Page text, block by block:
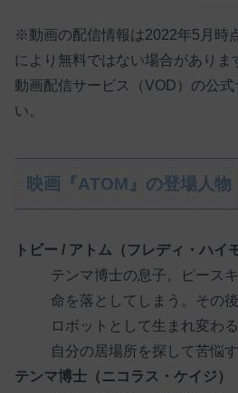
※動画の配信情報は2022年5月時
により無料ではない場合がありま
動画配信サービス（VOD）の公
い。
映画『ATOM』の登場人物
トビー / アトム（フレディ・ハイ
テンマ博士の息子。ピース
命を落としてしまう。その
ロボットとして生まれ変わ
自分の居場所を探して苦悩す
テンマ博士（ニコラス・ケイジ）